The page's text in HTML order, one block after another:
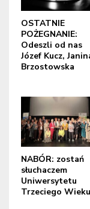
OSTATNIE
POŻEGNANIE:
Odeszli od nas
Józef Kucz,
Brzostowska
NABÓR: zostań
słuchaczem
Uniwersytetu
Trzeciego Wieku